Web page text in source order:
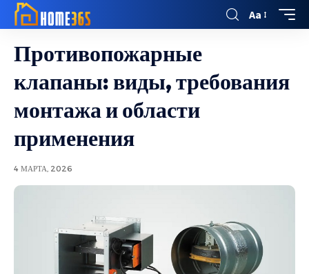
Aa
Противопожарные
клапаны: виды, требования
монтажа и области
применения
4 МАРТА, 2026